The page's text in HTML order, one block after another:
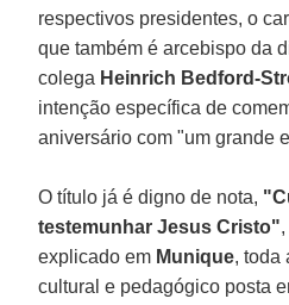
respectivos presidentes, o
que também é arcebispo da
colega Heinrich Bedford-
intenção específica de
aniversário com "um grande
O título já é digno de nota,
testemunhar Jesus Cristo"
explicado em Munique, toda
cultural e pedagógico posta